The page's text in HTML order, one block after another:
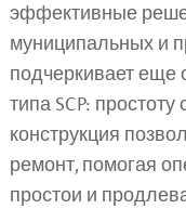
эффективные
муниципальных и
подчеркивает еще
типа SCP:
конструкция
ремонт, помогая
простои и